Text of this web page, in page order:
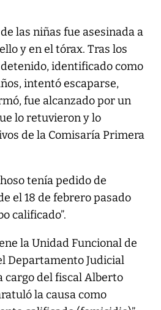
las niñas fue asesinada a
y en el tórax. Tras los
identificado como
intentó escaparse,
fue alcanzado por un
lo retuvieron y lo
de la Comisaría Primera
tenía pedido de
el 18 de febrero pasado
calificado”.
la Unidad Funcional de
Departamento Judicial
cargo del fiscal Alberto
la causa como